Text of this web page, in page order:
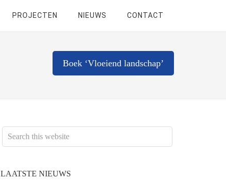
PROJECTEN NIEUWS CONTACT
Boek ‘Vloeiend landschap’
LAATSTE NIEUWS